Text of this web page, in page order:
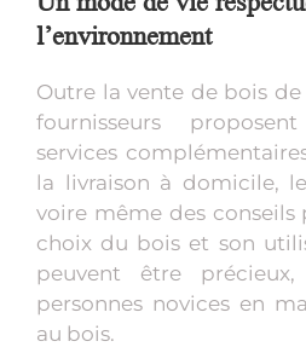
l’environnement
Outre la vente de bois
fournisseurs
services
la livraison à domicile,
voire même des conseils
choix du bois et son
peuvent être
personnes novices en
au bois.